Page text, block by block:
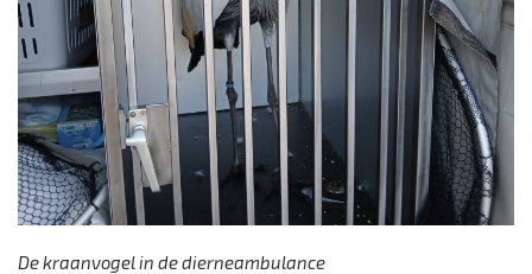
De kraanvogel in de dierneambulance